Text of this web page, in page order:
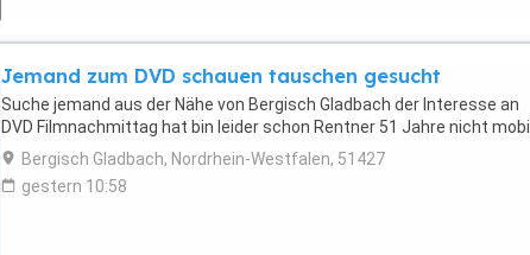
Jemand zum DVD schauen tauschen gesucht
Suche jemand aus der Nähe von Bergisch Gladbach der Interesse an
DVD Filmnachmittag hat bin leider schon Rentner 51 Jahre nicht mobil
Bergisch Gladbach, Nordrhein-Westfalen, 51427
gestern 10:58